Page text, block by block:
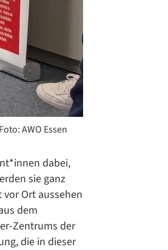
AWO Essen
dabei,
sie ganz
Ort aussehen
dem
Zentrums der
die in dieser